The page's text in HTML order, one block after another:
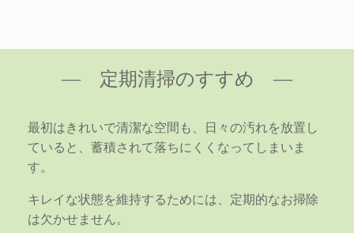
― 定期清掃のすすめ ―
最初はきれいで清潔な空間も、日々の汚れを放置し
ていると、蓄積されて落ちにくくなってしまいま
す。
キレイな状態を維持するためには、定期的なお掃除
は欠かせません。